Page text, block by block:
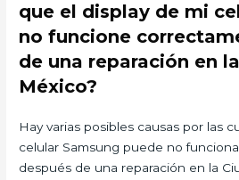
que el display de mi
no funcione
de una reparación en
México?
Hay varias posibles causas por las
celular Samsung puede no
después de una reparación en la